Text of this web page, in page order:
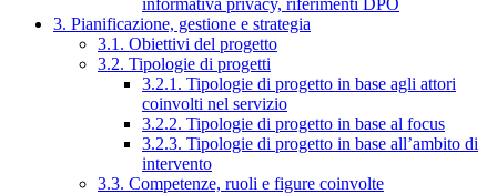
informativa privacy, riferimenti DPO
3. Pianificazione, gestione e strategia
3.1. Obiettivi del progetto
3.2. Tipologie di progetti
3.2.1. Tipologie di progetto in base agli attori
coinvolti nel servizio
3.2.2. Tipologie di progetto in base al focus
3.2.3. Tipologie di progetto in base all’ambito di
intervento
3.3. Competenze, ruoli e figure coinvolte